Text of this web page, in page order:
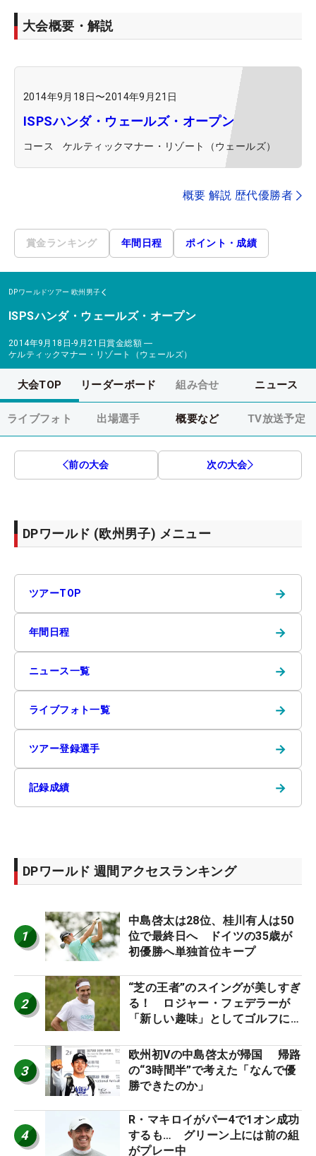
大会概要・解説
2014年9月18日〜2014年9月21日
ISPSハンダ・ウェールズ・オープン
コース ケルティックマナー・リゾート（ウェールズ）
概要 解説 歴代優勝者
賞金ランキング 年間日程 ポイント・成績
DPワールドツアー 欧州男子
ISPSハンダ・ウェールズ・オープン
2014年9月18日-9月21日賞金総額 ―
ケルティックマナー・リゾート（ウェールズ）
大会TOP リーダーボード 組み合せ ニュース
ライブフォト 出場選手 概要など TV放送予定
前の大会 次の大会
DPワールド (欧州男子) メニュー
ツアーTOP →
年間日程 →
ニュース一覧 →
ライブフォト一覧 →
ツアー登録選手 →
記録成績 →
DPワールド 週間アクセスランキング
1
中島啓太は28位、桂川有人は50
位で最終日へ ドイツの35歳が
初優勝へ単独首位キープ
2
“芝の王者”のスイングが美しすぎ
る！ ロジャー・フェデラーが
「新しい趣味」としてゴルフに挑
3
欧州初Vの中島啓太が帰国 帰路
の“3時間半”で考えた「なんで優
勝できたのか」
4
R・マキロイがパー4で1オン成功
するも… グリーン上には前の組
がプレー中